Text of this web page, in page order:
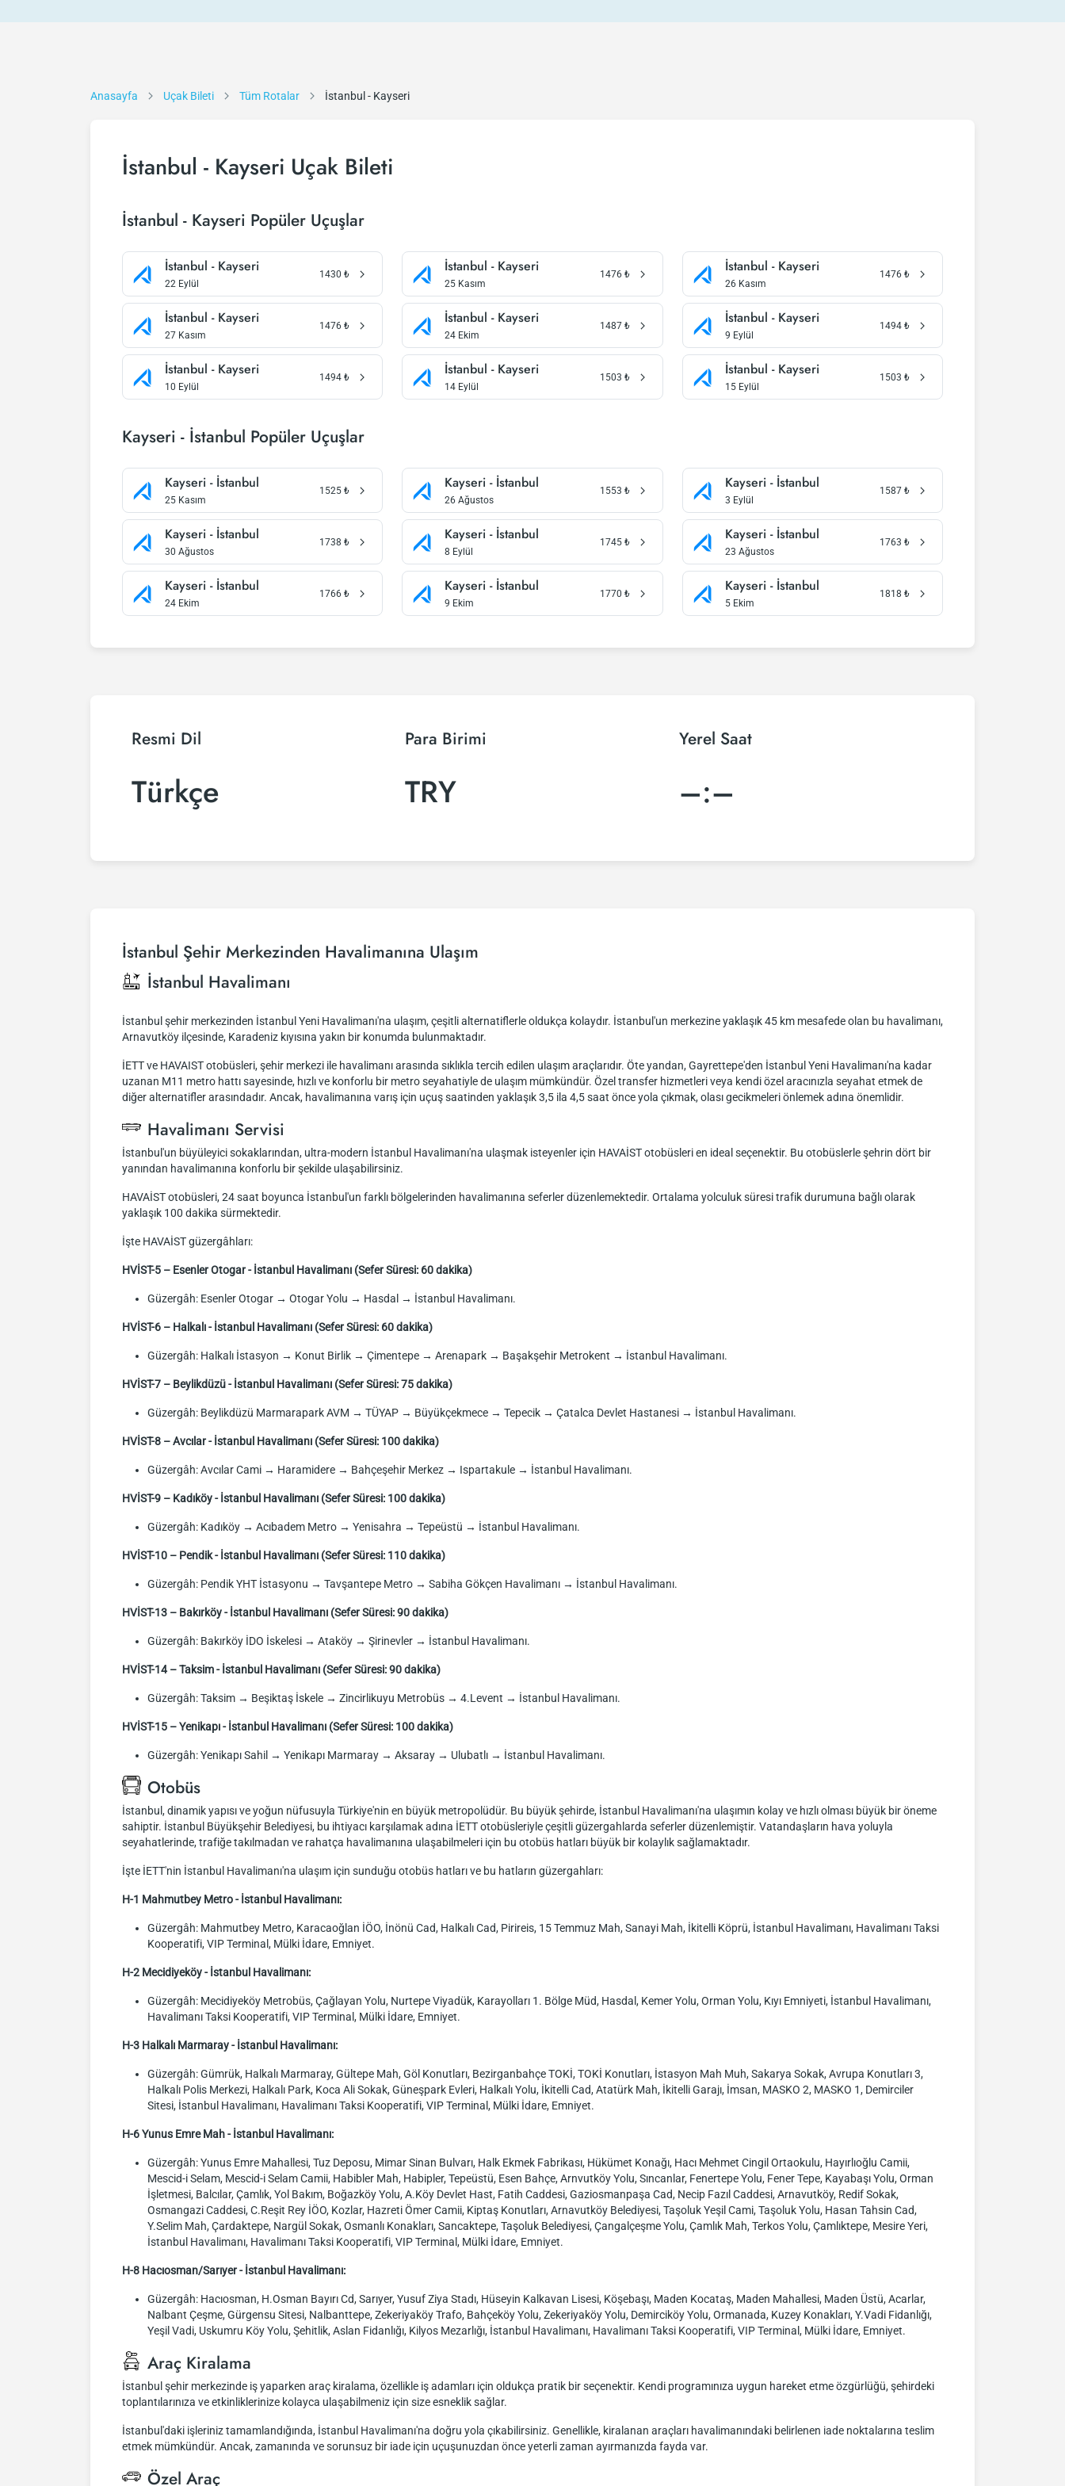
Anasayfa Uçak Bileti Tüm Rotalar İstanbul - Kayseri
İstanbul - Kayseri Uçak Bileti
İstanbul - Kayseri Popüler Uçuşlar
İstanbul - Kayseri
22 Eylül
1430 ₺ İstanbul - Kayseri
25 Kasım
1476 ₺ İstanbul - Kayseri
26 Kasım
1476 ₺
İstanbul - Kayseri
27 Kasım
1476 ₺ İstanbul - Kayseri
24 Ekim
1487 ₺ İstanbul - Kayseri
9 Eylül
1494 ₺
İstanbul - Kayseri
10 Eylül
1494 ₺ İstanbul - Kayseri
14 Eylül
1503 ₺ İstanbul - Kayseri
15 Eylül
1503 ₺
Kayseri - İstanbul Popüler Uçuşlar
Kayseri - İstanbul
25 Kasım
1525 ₺ Kayseri - İstanbul
26 Ağustos
1553 ₺ Kayseri - İstanbul
3 Eylül
1587 ₺
Kayseri - İstanbul
30 Ağustos
1738 ₺ Kayseri - İstanbul
8 Eylül
1745 ₺ Kayseri - İstanbul
23 Ağustos
1763 ₺
Kayseri - İstanbul
24 Ekim
1766 ₺ Kayseri - İstanbul
9 Ekim
1770 ₺ Kayseri - İstanbul
5 Ekim
1818 ₺
Resmi Dil
Türkçe
Para Birimi
TRY
Yerel Saat
–:–
İstanbul Şehir Merkezinden Havalimanına Ulaşım
İstanbul Havalimanı
İstanbul şehir merkezinden İstanbul Yeni Havalimanı'na ulaşım, çeşitli alternatiflerle oldukça kolaydır. İstanbul'un merkezine yaklaşık 45 km mesafede olan bu havalimanı,
Arnavutköy ilçesinde, Karadeniz kıyısına yakın bir konumda bulunmaktadır.
İETT ve HAVAIST otobüsleri, şehir merkezi ile havalimanı arasında sıklıkla tercih edilen ulaşım araçlarıdır. Öte yandan, Gayrettepe'den İstanbul Yeni Havalimanı'na kadar
uzanan M11 metro hattı sayesinde, hızlı ve konforlu bir metro seyahatiyle de ulaşım mümkündür. Özel transfer hizmetleri veya kendi özel aracınızla seyahat etmek de
diğer alternatifler arasındadır. Ancak, havalimanına varış için uçuş saatinden yaklaşık 3,5 ila 4,5 saat önce yola çıkmak, olası gecikmeleri önlemek adına önemlidir.
Havalimanı Servisi
İstanbul'un büyüleyici sokaklarından, ultra-modern İstanbul Havalimanı'na ulaşmak isteyenler için HAVAİST otobüsleri en ideal seçenektir. Bu otobüslerle şehrin dört bir
yanından havalimanına konforlu bir şekilde ulaşabilirsiniz.
HAVAİST otobüsleri, 24 saat boyunca İstanbul'un farklı bölgelerinden havalimanına seferler düzenlemektedir. Ortalama yolculuk süresi trafik durumuna bağlı olarak
yaklaşık 100 dakika sürmektedir.
İşte HAVAİST güzergâhları:
HVİST-5 – Esenler Otogar - İstanbul Havalimanı (Sefer Süresi: 60 dakika)
Güzergâh: Esenler Otogar → Otogar Yolu → Hasdal → İstanbul Havalimanı.
HVİST-6 – Halkalı - İstanbul Havalimanı (Sefer Süresi: 60 dakika)
Güzergâh: Halkalı İstasyon → Konut Birlik → Çimentepe → Arenapark → Başakşehir Metrokent → İstanbul Havalimanı.
HVİST-7 – Beylikdüzü - İstanbul Havalimanı (Sefer Süresi: 75 dakika)
Güzergâh: Beylikdüzü Marmarapark AVM → TÜYAP → Büyükçekmece → Tepecik → Çatalca Devlet Hastanesi → İstanbul Havalimanı.
HVİST-8 – Avcılar - İstanbul Havalimanı (Sefer Süresi: 100 dakika)
Güzergâh: Avcılar Cami → Haramidere → Bahçeşehir Merkez → Ispartakule → İstanbul Havalimanı.
HVİST-9 – Kadıköy - İstanbul Havalimanı (Sefer Süresi: 100 dakika)
Güzergâh: Kadıköy → Acıbadem Metro → Yenisahra → Tepeüstü → İstanbul Havalimanı.
HVİST-10 – Pendik - İstanbul Havalimanı (Sefer Süresi: 110 dakika)
Güzergâh: Pendik YHT İstasyonu → Tavşantepe Metro → Sabiha Gökçen Havalimanı → İstanbul Havalimanı.
HVİST-13 – Bakırköy - İstanbul Havalimanı (Sefer Süresi: 90 dakika)
Güzergâh: Bakırköy İDO İskelesi → Ataköy → Şirinevler → İstanbul Havalimanı.
HVİST-14 – Taksim - İstanbul Havalimanı (Sefer Süresi: 90 dakika)
Güzergâh: Taksim → Beşiktaş İskele → Zincirlikuyu Metrobüs → 4.Levent → İstanbul Havalimanı.
HVİST-15 – Yenikapı - İstanbul Havalimanı (Sefer Süresi: 100 dakika)
Güzergâh: Yenikapı Sahil → Yenikapı Marmaray → Aksaray → Ulubatlı → İstanbul Havalimanı.
Otobüs
İstanbul, dinamik yapısı ve yoğun nüfusuyla Türkiye'nin en büyük metropolüdür. Bu büyük şehirde, İstanbul Havalimanı'na ulaşımın kolay ve hızlı olması büyük bir öneme
sahiptir. İstanbul Büyükşehir Belediyesi, bu ihtiyacı karşılamak adına İETT otobüsleriyle çeşitli güzergahlarda seferler düzenlemiştir. Vatandaşların hava yoluyla
seyahatlerinde, trafiğe takılmadan ve rahatça havalimanına ulaşabilmeleri için bu otobüs hatları büyük bir kolaylık sağlamaktadır.
İşte İETT'nin İstanbul Havalimanı'na ulaşım için sunduğu otobüs hatları ve bu hatların güzergahları:
H-1 Mahmutbey Metro - İstanbul Havalimanı:
Güzergâh: Mahmutbey Metro, Karacaoğlan İÖO, İnönü Cad, Halkalı Cad, Pirireis, 15 Temmuz Mah, Sanayi Mah, İkitelli Köprü, İstanbul Havalimanı, Havalimanı Taksi
Kooperatifi, VIP Terminal, Mülki İdare, Emniyet.
H-2 Mecidiyeköy - İstanbul Havalimanı:
Güzergâh: Mecidiyeköy Metrobüs, Çağlayan Yolu, Nurtepe Viyadük, Karayolları 1. Bölge Müd, Hasdal, Kemer Yolu, Orman Yolu, Kıyı Emniyeti, İstanbul Havalimanı,
Havalimanı Taksi Kooperatifi, VIP Terminal, Mülki İdare, Emniyet.
H-3 Halkalı Marmaray - İstanbul Havalimanı:
Güzergâh: Gümrük, Halkalı Marmaray, Gültepe Mah, Göl Konutları, Bezirganbahçe TOKİ, TOKİ Konutları, İstasyon Mah Muh, Sakarya Sokak, Avrupa Konutları 3,
Halkalı Polis Merkezi, Halkalı Park, Koca Ali Sokak, Güneşpark Evleri, Halkalı Yolu, İkitelli Cad, Atatürk Mah, İkitelli Garajı, İmsan, MASKO 2, MASKO 1, Demirciler
Sitesi, İstanbul Havalimanı, Havalimanı Taksi Kooperatifi, VIP Terminal, Mülki İdare, Emniyet.
H-6 Yunus Emre Mah - İstanbul Havalimanı:
Güzergâh: Yunus Emre Mahallesi, Tuz Deposu, Mimar Sinan Bulvarı, Halk Ekmek Fabrikası, Hükümet Konağı, Hacı Mehmet Cingil Ortaokulu, Hayırlıoğlu Camii,
Mescid-i Selam, Mescid-i Selam Camii, Habibler Mah, Habipler, Tepeüstü, Esen Bahçe, Arnvutköy Yolu, Sıncanlar, Fenertepe Yolu, Fener Tepe, Kayabaşı Yolu, Orman
İşletmesi, Balcılar, Çamlık, Yol Bakım, Boğazköy Yolu, A.Köy Devlet Hast, Fatih Caddesi, Gaziosmanpaşa Cad, Necip Fazıl Caddesi, Arnavutköy, Redif Sokak,
Osmangazi Caddesi, C.Reşit Rey İÖO, Kozlar, Hazreti Ömer Camii, Kiptaş Konutları, Arnavutköy Belediyesi, Taşoluk Yeşil Cami, Taşoluk Yolu, Hasan Tahsin Cad,
Y.Selim Mah, Çardaktepe, Nargül Sokak, Osmanlı Konakları, Sancaktepe, Taşoluk Belediyesi, Çangalçeşme Yolu, Çamlık Mah, Terkos Yolu, Çamlıktepe, Mesire Yeri,
İstanbul Havalimanı, Havalimanı Taksi Kooperatifi, VIP Terminal, Mülki İdare, Emniyet.
H-8 Hacıosman/Sarıyer - İstanbul Havalimanı:
Güzergâh: Hacıosman, H.Osman Bayırı Cd, Sarıyer, Yusuf Ziya Stadı, Hüseyin Kalkavan Lisesi, Köşebaşı, Maden Kocataş, Maden Mahallesi, Maden Üstü, Acarlar,
Nalbant Çeşme, Gürgensu Sitesi, Nalbanttepe, Zekeriyaköy Trafo, Bahçeköy Yolu, Zekeriyaköy Yolu, Demirciköy Yolu, Ormanada, Kuzey Konakları, Y.Vadi Fidanlığı,
Yeşil Vadi, Uskumru Köy Yolu, Şehitlik, Aslan Fidanlığı, Kilyos Mezarlığı, İstanbul Havalimanı, Havalimanı Taksi Kooperatifi, VIP Terminal, Mülki İdare, Emniyet.
Araç Kiralama
İstanbul şehir merkezinde iş yaparken araç kiralama, özellikle iş adamları için oldukça pratik bir seçenektir. Kendi programınıza uygun hareket etme özgürlüğü, şehirdeki
toplantılarınıza ve etkinliklerinize kolayca ulaşabilmeniz için size esneklik sağlar.
İstanbul'daki işleriniz tamamlandığında, İstanbul Havalimanı'na doğru yola çıkabilirsiniz. Genellikle, kiralanan araçları havalimanındaki belirlenen iade noktalarına teslim
etmek mümkündür. Ancak, zamanında ve sorunsuz bir iade için uçuşunuzdan önce yeterli zaman ayırmanızda fayda var.
Özel Araç